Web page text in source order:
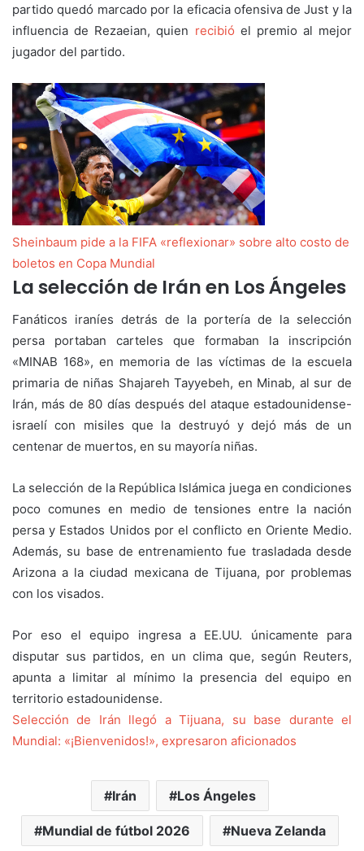
partido quedó marcado por la eficacia ofensiva de Just y la
influencia de Rezaeian, quien recibió el premio al mejor
jugador del partido.
Sheinbaum pide a la FIFA «reflexionar» sobre alto costo de
boletos en Copa Mundial
La selección de Irán en Los Ángeles
Fanáticos iraníes detrás de la portería de la selección
persa portaban carteles que formaban la inscripción
«MINAB 168», en memoria de las víctimas de la escuela
primaria de niñas Shajareh Tayyebeh, en Minab, al sur de
Irán, más de 80 días después del ataque estadounidense-
israelí con misiles que la destruyó y dejó más de un
centenar de muertos, en su mayoría niñas.
La selección de la República Islámica juega en condiciones
poco comunes en medio de tensiones entre la nación
persa y Estados Unidos por el conflicto en Oriente Medio.
Además, su base de entrenamiento fue trasladada desde
Arizona a la ciudad mexicana de Tijuana, por problemas
con los visados.
Por eso el equipo ingresa a EE.UU. únicamente para
disputar sus partidos, en un clima que, según Reuters,
apunta a limitar al mínimo la presencia del equipo en
territorio estadounidense.
Selección de Irán llegó a Tijuana, su base durante el
Mundial: «¡Bienvenidos!», expresaron aficionados
Irán Los Ángeles
Mundial de fútbol 2026 Nueva Zelanda